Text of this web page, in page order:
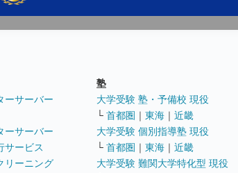
ーサーバー
ーサーバー
サービス
リーニング
塾
大学受験 塾・予備校 現役
└ 首都圏 ｜ 東海 ｜ 近畿
大学受験 個別指導塾 現役
└ 首都圏 ｜ 東海 ｜ 近畿
大学受験 難関大学特化型 現役